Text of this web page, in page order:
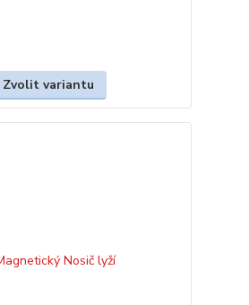
Zvolit variantu